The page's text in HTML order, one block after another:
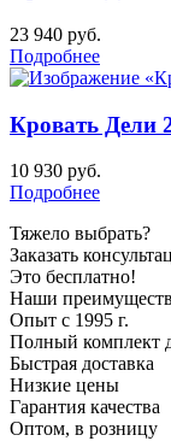
23 940 руб.
Подробнее
Кровать Дели
10 930 руб.
Подробнее
Тяжело выбрать?
Заказать
Это бесплатно!
Наши
Опыт с 1995 г.
Полный комплект
Быстрая доставка
Низкие цены
Гарантия качества
Оптом, в розницу